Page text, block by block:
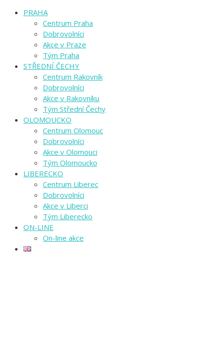
PRAHA
Centrum Praha
Dobrovolníci
Akce v Praze
Tým Praha
STŘEDNÍ ČECHY
Centrum Rakovník
Dobrovolníci
Akce v Rakovníku
Tým Střední Čechy
OLOMOUCKO
Centrum Olomouc
Dobrovolníci
Akce v Olomouci
Tým Olomoucko
LIBERECKO
Centrum Liberec
Dobrovolníci
Akce v Liberci
Tým Liberecko
ON-LINE
On-line akce